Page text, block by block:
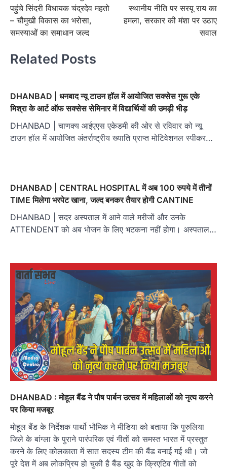
पहुंचे सिंदरी विधायक चंद्रदेव महतो
– चौमुखी विकास का भरोसा,
समस्याओं का समाधान जल्द
स्थानीय नीति पर सरयू राय का
हमला, सरकार की मंशा पर उठाए
सवाल
Related Posts
DHANBAD | धनबाद न्यू टाउन हॉल में आयोजित सक्सेस गुरू एके
मिश्रा के आर्ट ऑफ सक्सेस सेमिनार में विद्यार्थियों की उमड़ी भीड़
DHANBAD | चाणक्य आईएएस एकेडमी की ओर से रविवार को न्यू
टाउन हॉल में आयोजित अंतर्राष्ट्रीय ख्याति प्राप्त मोटिवेशनल स्पीकर…
DHANBAD | CENTRAL HOSPITAL में अब 100 रुपये में तीनों
TIME मिलेगा भरपेट खाना, जल्‍द बनकर तैयार होगी CANTINE
DHANBAD | सदर अस्पताल में आने वाले मरीजों और उनके
ATTENDENT को अब भोजन के लिए भटकना नहीं होगा। अस्पताल…
DHANBAD : मोहूल बैंड ने पौष पार्बन उत्सव में महिलाओं को नृत्य करने
पर किया मजबूर
मोहूल बैंड के निर्देशक पार्थो भौमिक ने मीडिया को बताया कि पुरुलिया
जिले के बांग्ला के पुराने पारंपरिक एवं गीतों को समस्त भारत में प्रस्तुत
करने के लिए कोलकाता में सात सदस्य टीम की बैंड बनाई गई थी। जो
पूरे देश में अब लोकप्रिय हो चुकी है बैंड खुद के क्रिएटिव गीतों को